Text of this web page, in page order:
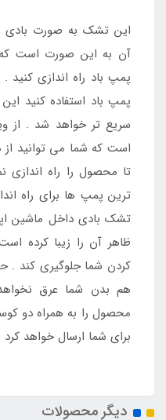
این تشک به صورت بادی
آن به این صورت است که
پمپ باد راه اندازی کنید
پمپ باد استفاده کنید
سریع تر خواهد شد . از
است که شما می توانید از
تا محصول را راه اندازی
ترین پمپ ها برای راه
تشک بادی داخل ماشین
ظاهر آن را زیبا کرده
کردن شما جلوگیری کند .
هم بدن شما عرق
محصول را به همراه دو
برای شما ارسال خواهد کرد
دیگر محصولات